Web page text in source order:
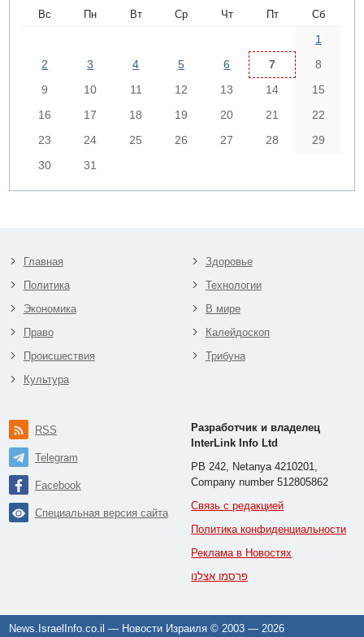
Вс Пн Вт Ср Чт Пт Сб
1
2
3 4 5 6 7
8
9
10 11 12 13 14
15
16
17 18 19 20 21
22
23
24 25 26 27 28
29
30
31
Главная
Политика
Экономика
Право
Происшествия
Культура
Здоровье
Технологии
В мире
Калейдоскоп
Трибуна
RSS
Telegram
Facebook
Специальная версия сайта
Разработчик и владелец
InterLink Info Ltd
PB 242, Netanya 4210201,
Company number 512805862
Связь с редакцией
Политика конфиденциальности
Реклама в Новостях
פרסמו אצלנו
News.IsraelInfo.co.il — Новости Израиля © 2003 —2026